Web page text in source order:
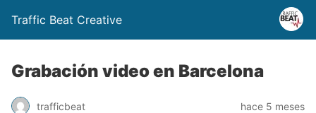
Traffic Beat Creative
Grabación video en Barcelona
trafficbeat hace 5 meses